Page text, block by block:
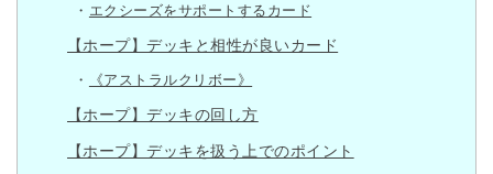
エクシーズをサポートするカード
【ホープ】デッキと相性が良いカード
《アストラルクリボー》
【ホープ】デッキの回し方
【ホープ】デッキを扱う上でのポイント